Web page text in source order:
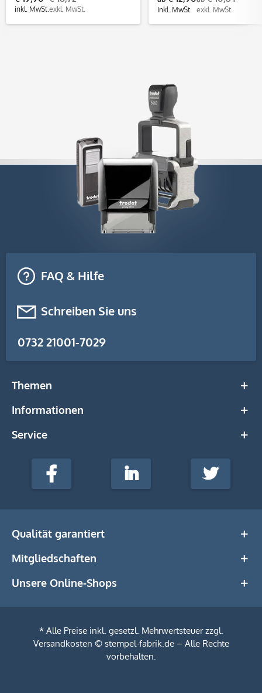
inkl. MwSt. exkl. MwSt. inkl. MwSt. exkl. MwSt.
FAQ & Hilfe
Schreiben Sie uns
0732 21001-7029
Themen
Informationen
Service
stempel-
Media
Facebook LinkedIn Twitter
Qualität garantiert
Mitgliedschaften
Unsere Online-Shops
* Alle Preise inkl. gesetzl. Mehrwertsteuer zzgl.
Versandkosten © stempel-fabrik.de – Alle Rechte
vorbehalten.